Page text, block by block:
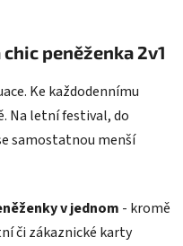
peněženka 2v1
Ke každodennímu
Na letní festival, do
samostatnou menší
v jednom - kromě
či zákaznické karty